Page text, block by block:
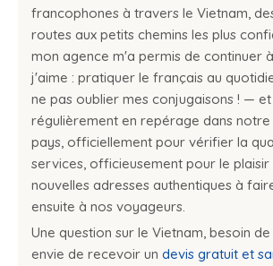
francophones à travers le Vietnam,
routes aux petits chemins les plus
mon agence m'a permis de continuer
j'aime : pratiquer le français au
ne pas oublier mes conjugaisons ! —
régulièrement en repérage dans
pays, officiellement pour vérifier la
services, officieusement pour le
nouvelles adresses authentiques à
ensuite à nos voyageurs.
Une question sur le Vietnam, besoin
envie de recevoir un devis gratuit et